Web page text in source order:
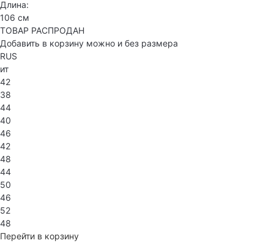
Длина:
106 см
ТОВАР РАСПРОДАН
Добавить в корзину можно и без размера
RUS
ит
42
38
44
40
46
42
48
44
50
46
52
48
Перейти в корзину